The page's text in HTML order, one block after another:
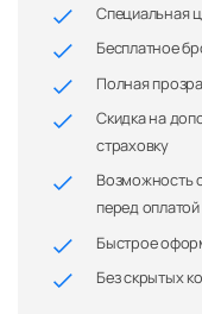
Специальная
Бесплатное
Полная
Скидка на
страховку
Возможность
перед оплатой
Быстрое
Без скрытых